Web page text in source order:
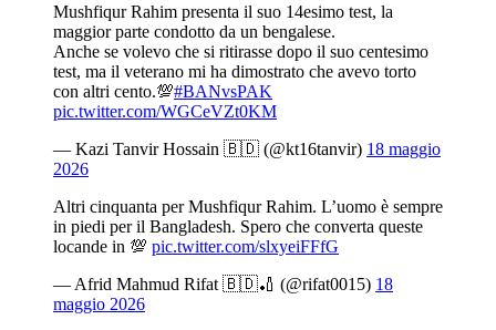
Mushfiqur Rahim presenta il suo 14esimo test, la
maggior parte condotto da un bengalese.
Anche se volevo che si ritirasse dopo il suo centesimo
test, ma il veterano mi ha dimostrato che avevo torto
con altri cento.💯#BANvsPAK
pic.twitter.com/WGCeVZt0KM
— Kazi Tanvir Hossain 🇧🇩 (@kt16tanvir) 18 maggio
2026
Altri cinquanta per Mushfiqur Rahim. L’uomo è sempre
in piedi per il Bangladesh. Spero che converta queste
locande in 💯 pic.twitter.com/slxyeiFFfG
— Afrid Mahmud Rifat 🇧🇩🏏 (@rifat0015) 18
maggio 2026